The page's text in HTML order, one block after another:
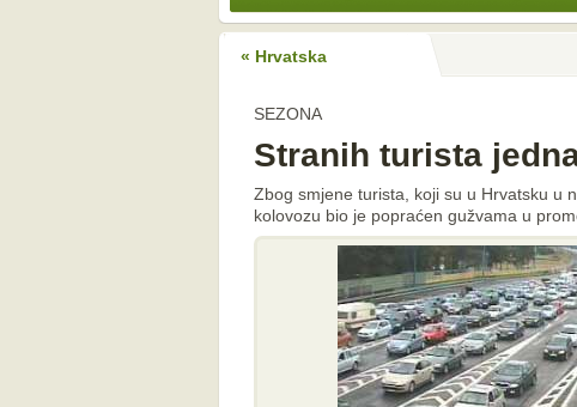
« Hrvatska
SEZONA
Stranih turista
Zbog smjene turista, koji su u Hrvatsku u
kolovozu bio je popraćen gužvama u